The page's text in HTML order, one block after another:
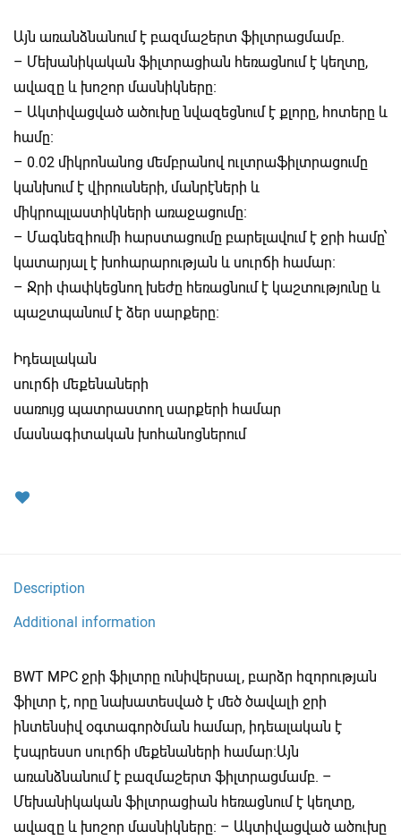
Այն առանձնանում է բազմաշերտ ֆիլտրացմամբ.
– Մեխանիկական ֆիլտրացիան հեռացնում է կեղտը,
ավազը և խոշոր մասնիկները։
– Ակտիվացված ածուխը նվազեցնում է քլորը, հոտերը և
համը։
– 0.02 միկրոնանոց մեմբրանով ուլտրաֆիլտրացումը
կանխում է վիրուսների, մանրէների և
միկրոպլաստիկների առաջացումը։
– Մագնեզիումի հարստացումը բարելավում է ջրի համը՝
կատարյալ է խոհարարության և սուրճի համար։
– Ջրի փափկեցնող խեժը հեռացնում է կաշտությունը և
պաշտպանում է ձեր սարքերը։
Իդեալական
սուրճի մեքենաների
սառույց պատրաստող սարքերի համար
մասնագիտական ​​խոհանոցներում
Description
Additional information
BWT MPC ջրի ֆիլտրը ունիվերսալ, բարձր հզորության
ֆիլտր է, որը նախատեսված է մեծ ծավալի ջրի
ինտենսիվ օգտագործման համար, իդեալական է
էսպրեսսո սուրճի մեքենաների համար։Այն
առանձնանում է բազմաշերտ ֆիլտրացմամբ. –
Մեխանիկական ֆիլտրացիան հեռացնում է կեղտը,
ավազը և խոշոր մասնիկները։ – Ակտիվացված ածուխը